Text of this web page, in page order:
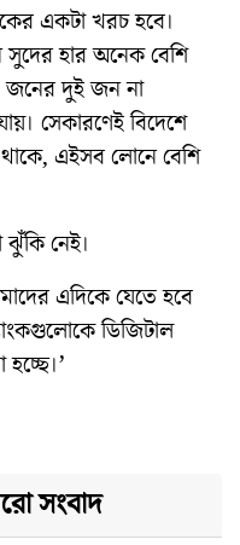
একটা খরচ হবে।
হার অনেক বেশি
জনের দুই জন না
সেকারণেই বিদেশে
এইসব লোনে বেশি
নেই।
এদিকে যেতে হবে
ডিজিটাল
সংবাদ